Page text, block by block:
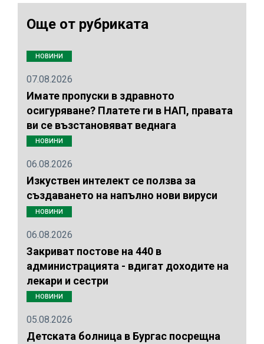
Още от рубриката
НОВИНИ
07.08.2026
Имате пропуски в здравното
осигуряване? Платете ги в НАП, правата
ви се възстановяват веднага
НОВИНИ
06.08.2026
Изкуствен интелект се ползва за
създаването на напълно нови вируси
НОВИНИ
06.08.2026
Закриват постове на 440 в
администрацията - вдигат доходите на
лекари и сестри
НОВИНИ
05.08.2026
Детската болница в Бургас посрещна